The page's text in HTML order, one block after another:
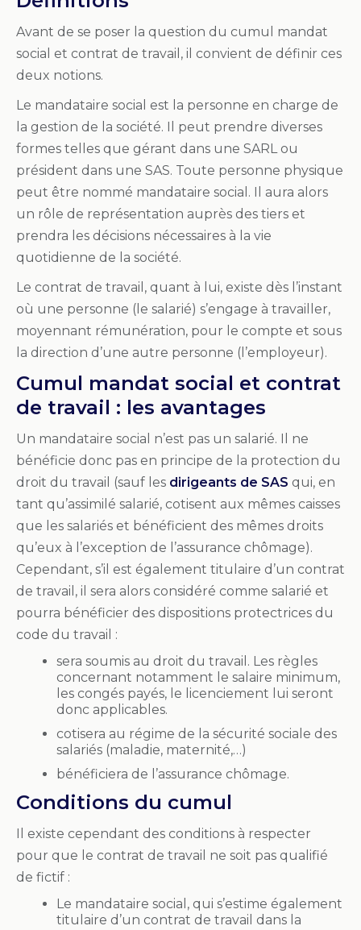
Avant de se poser la question du cumul mandat
social et contrat de travail, il convient de définir ces
deux notions.
Le mandataire social est la personne en charge de
la gestion de la société. Il peut prendre diverses
formes telles que gérant dans une SARL ou
président dans une SAS. Toute personne physique
peut être nommé mandataire social. Il aura alors
un rôle de représentation auprès des tiers et
prendra les décisions nécessaires à la vie
quotidienne de la société.
Le contrat de travail, quant à lui, existe dès l’instant
où une personne (le salarié) s’engage à travailler,
moyennant rémunération, pour le compte et sous
la direction d’une autre personne (l’employeur).
Cumul mandat social et contrat
de travail : les avantages
Un mandataire social n’est pas un salarié. Il ne
bénéficie donc pas en principe de la protection du
droit du travail (sauf les dirigeants de SAS qui, en
tant qu’assimilé salarié, cotisent aux mêmes caisses
que les salariés et bénéficient des mêmes droits
qu’eux à l’exception de l’assurance chômage).
Cependant, s’il est également titulaire d’un contrat
de travail, il sera alors considéré comme salarié et
pourra bénéficier des dispositions protectrices du
code du travail :
sera soumis au droit du travail. Les règles
concernant notamment le salaire minimum,
les congés payés, le licenciement lui seront
donc applicables.
cotisera au régime de la sécurité sociale des
salariés (maladie, maternité,…)
bénéficiera de l’assurance chômage.
Conditions du cumul
Il existe cependant des conditions à respecter
pour que le contrat de travail ne soit pas qualifié
de fictif :
Le mandataire social, qui s’estime également
titulaire d’un contrat de travail dans la